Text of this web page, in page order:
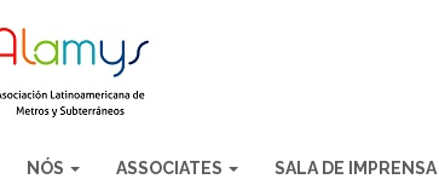
NÓS ASSOCIATES SALA DE IMPRENSA